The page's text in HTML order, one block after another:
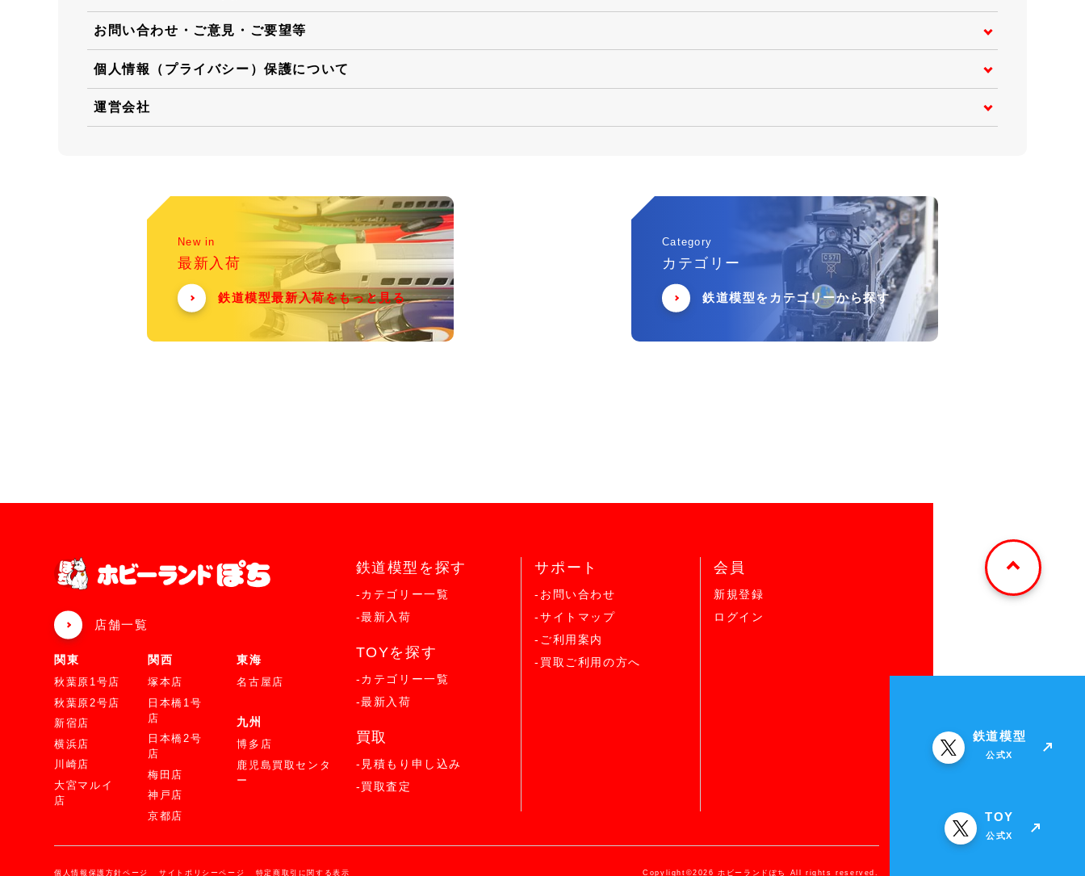
お問い合わせ・ご意見・ご要望等
個人情報（プライバシー）保護について
運営会社
New in
最新入荷
鉄道模型最新入荷をもっと見る
Category
カテゴリー
鉄道模型をカテゴリーから探す
店舗一覧
関東
秋葉原1号店
秋葉原2号店
新宿店
横浜店
川崎店
大宮マルイ
店
関西
塚本店
日本橋1号
店
日本橋2号
店
梅田店
神戸店
京都店
東海
名古屋店
九州
博多店
鹿児島買取センタ
ー
鉄道模型を探す
-カテゴリー一覧
-最新入荷
TOYを探す
-カテゴリー一覧
-最新入荷
買取
-見積もり申し込み
-買取査定
サポート
-お問い合わせ
-サイトマップ
-ご利用案内
-買取ご利用の方へ
会員
新規登録
ログイン
個人情報保護方針ページ サイトポリシーページ 特定商取引に関する表示 Copylight©2026 ホビーランドぽち All rights reserved.
鉄道模型
公式X
TOY
公式X